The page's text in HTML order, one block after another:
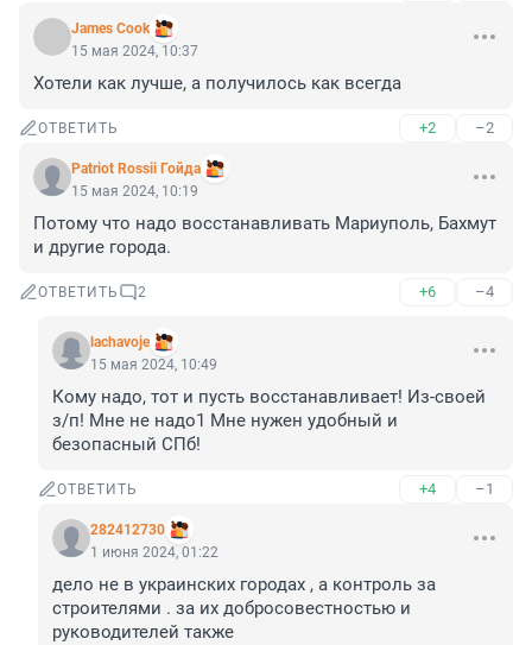
James Cook
15 мая 2024, 10:37
Хотели как лучше, а получилось как всегда
ОТВЕТИТЬ +2 –2
Patriot Rossii Гойда
15 мая 2024, 10:19
Потому что надо восстанавливать Мариуполь, Бахмут
и другие города.
ОТВЕТИТЬ 2 +6 –4
lachavoje
15 мая 2024, 10:49
Кому надо, тот и пусть восстанавливает! Из-своей
з/п! Мне не надо1 Мне нужен удобный и
безопасный СПб!
ОТВЕТИТЬ +4 –1
282412730
1 июня 2024, 01:22
дело не в украинских городах , а контроль за
строителями . за их добросовестностью и
руководителей также